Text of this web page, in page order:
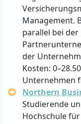
Management.
parallel bei der
der
Kosten:
Unternehmen
Northern
Studierende
Hochschule